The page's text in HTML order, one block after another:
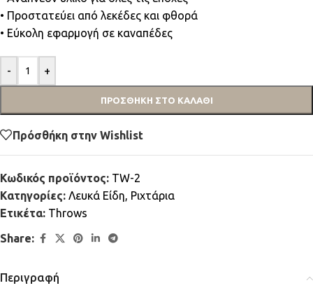
• Προστατεύει από λεκέδες και φθορά
• Εύκολη εφαρμογή σε καναπέδες
- +
ΠΡΟΣΘΉΚΗ ΣΤΟ ΚΑΛΆΘΙ
Πρόσθήκη στην Wishlist
Κωδικός προϊόντος: TW-2
Κατηγορίες: Λευκά Είδη, Ριχτάρια
Ετικέτα: Throws
Share:
Περιγραφή